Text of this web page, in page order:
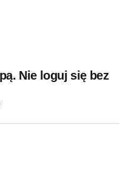
Nie loguj się bez